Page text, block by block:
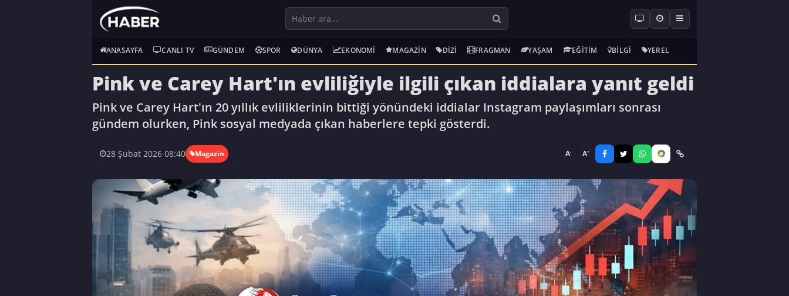
ANASAYFA CANLI TV GÜNDEM SPOR DÜNYA EKONOMI MAGAZIN DIZI FRAGMAN YAŞAM EĞITIM BILGI YEREL
Pink ve Carey Hart'ın evliliğiyle ilgili çıkan iddialara yanıt geldi
Pink ve Carey Hart'ın 20 yıllık evliliklerinin bittiği yönündeki iddialar Instagram paylaşımları sonrası
gündem olurken, Pink sosyal medyada çıkan haberlere tepki gösterdi.
28 Şubat 2026 08:40 Magazin A- A+